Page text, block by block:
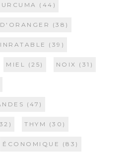
(44)
(38)
INRATABLE (39)
MIEL (25) NOIX (31)
(47)
THYM (30)
ÉCONOMIQUE (83)